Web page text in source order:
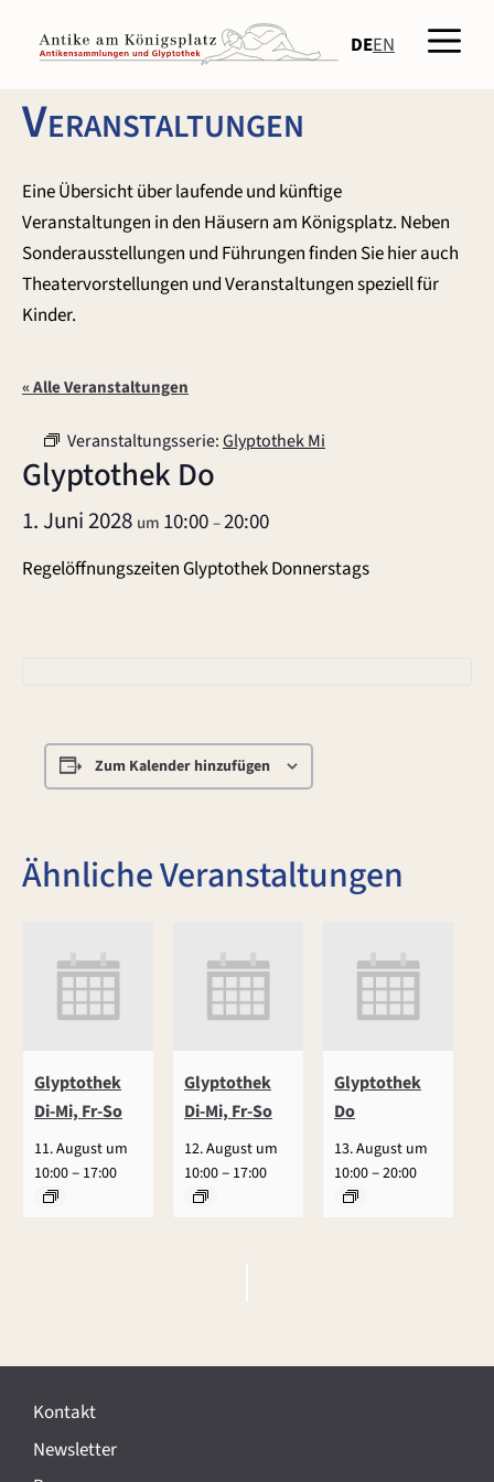
Inhalt
springen
DEEN
Veranstaltungen
Eine Übersicht über laufende und künftige
Veranstaltungen in den Häusern am Königsplatz. Neben
Sonderausstellungen und Führungen finden Sie hier auch
Theatervorstellungen und Veranstaltungen speziell für
Kinder.
« Alle Veranstaltungen
Veranstaltungsserie:Glyptothek Mi
Glyptothek Do
1. Juni 2028 um 10:00–20:00
Regelöffnungszeiten Glyptothek Donnerstags
Zum Kalender hinzufügen
Ähnliche Veranstaltungen
Glyptothek
Di-Mi, Fr-So
11. August um
10:00– 17:00
Glyptothek
Di-Mi, Fr-So
12. August um
10:00– 17:00
Glyptothek
Do
13. August um
10:00–20:00
e
a
n
Kontakt
Newsletter